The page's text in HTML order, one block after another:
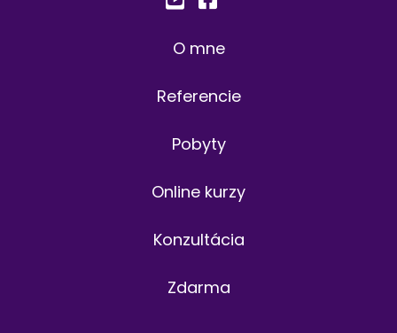
O mne
Referencie
Pobyty
Online kurzy
Konzultácia
Zdarma